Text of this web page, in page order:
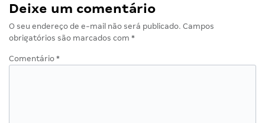
Deixe um comentário
O seu endereço de e-mail não será publicado. Campos
obrigatórios são marcados com *
Comentário *